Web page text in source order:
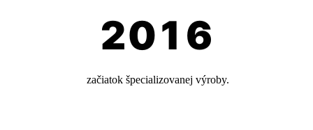
začiatok špecializovanej výroby.